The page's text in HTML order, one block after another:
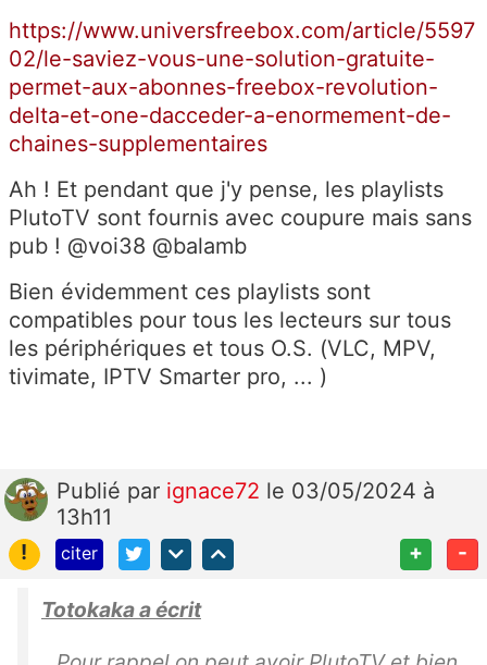
https://www.universfreebox.com/article/5597
02/le-saviez-vous-une-solution-gratuite-
permet-aux-abonnes-freebox-revolution-
delta-et-one-dacceder-a-enormement-de-
chaines-supplementaires
Ah ! Et pendant que j'y pense, les playlists
PlutoTV sont fournis avec coupure mais sans
pub ! @voi38 @balamb
Bien évidemment ces playlists sont
compatibles pour tous les lecteurs sur tous
les périphériques et tous O.S. (VLC, MPV,
tivimate, IPTV Smarter pro, ... )
Publié par ignace72 le 03/05/2024 à
13h11
!
citer + -
Totokaka a écrit